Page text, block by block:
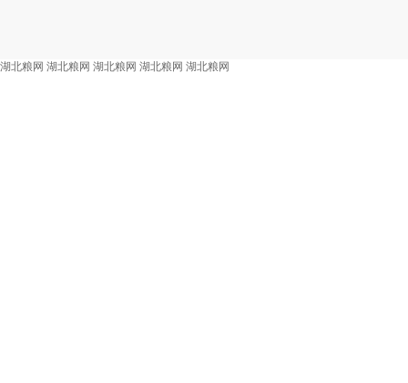
湖北粮网 湖北粮网 湖北粮网 湖北粮网 湖北粮网